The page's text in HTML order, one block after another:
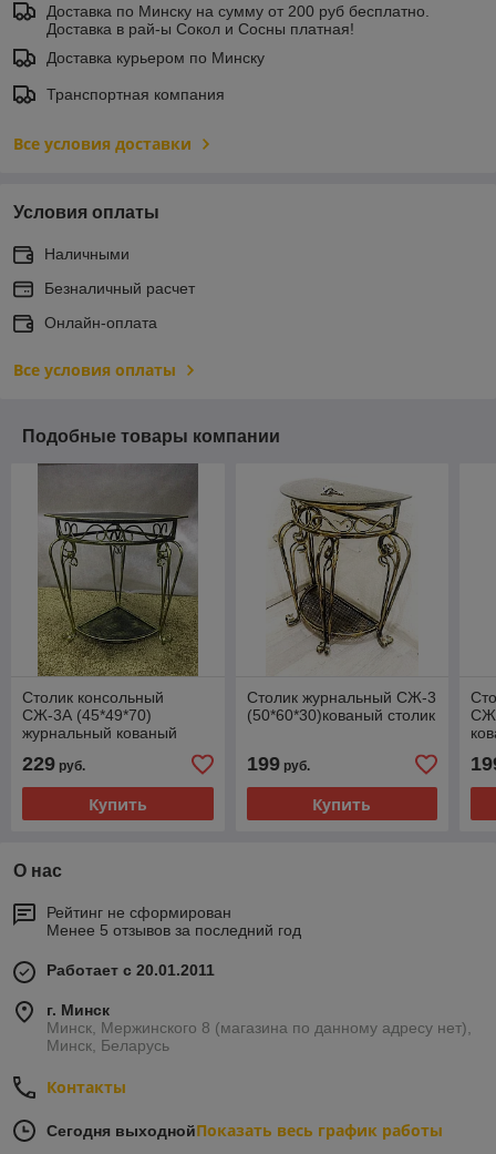
Доставка по Минску на сумму от 200 руб бесплатно.
Доставка в рай-ы Сокол и Сосны платная!
Доставка курьером по Минску
Транспортная компания
Все условия доставки
Условия оплаты
Наличными
Безналичный расчет
Онлайн-оплата
Все условия оплаты
Подобные товары компании
Столик консольный
СЖ-3А (45*49*70)
журнальный кованый
229 руб.
Купить
Столик журнальный СЖ-3
(50*60*30)кованый столик
199руб.
Купить
О нас
Рейтинг не сформирован
Менее 5 отзывов за последний год
Работает с 20.01.2011
г. Минск
Минск, Мержинского 8 (магазина по данному адресу нет),
Минск, Беларусь
Контакты
Сегодня выходнойПоказать весь график работы